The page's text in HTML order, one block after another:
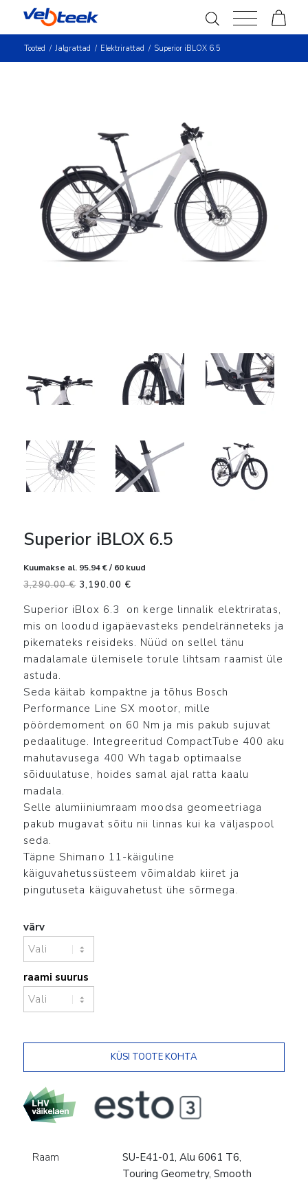
Tooted / Jalgrattad / Elektrirattad / Superior iBLOX 6.5
Superior iBLOX 6.5
Kuumakse al. 95.94€/ 60 kuud
3,290.00€ Algne
oli:
3,290.00 €.
3,190.00 €
is:
3,190.00 €.
Superior iBlox 6.3 on kerge linnalik elektriratas,
mis on loodud igapäevasteks pendelränneteks ja
pikemateks reisideks. Nüüd on sellel tänu
madalamale ülemisele torule lihtsam raamist üle
astuda.
Seda käitab kompaktne ja tõhus Bosch
Performance Line SX mootor, mille
pöördemoment on 60 Nm ja mis pakub sujuvat
pedaalituge. Integreeritud CompactTube 400 aku
mahutavusega 400 Wh tagab optimaalse
sõiduulatuse, hoides samal ajal ratta kaalu
madala.
Selle alumiiniumraam moodsa geomeetriaga
pakub mugavat sõitu nii linnas kui ka väljaspool
seda.
Täpne Shimano 11-käiguline
käiguvahetussüsteem võimaldab kiiret ja
pingutuseta käiguvahetust ühe sõrmega.
värv
raami suurus
Raam
SU-E41-01, Alu 6061 T6,
Touring Geometry, Smooth